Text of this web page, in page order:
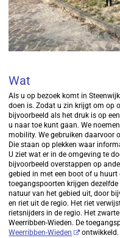
Wat
Als u op bezoek komt in
doen is. Zodat u zin krijgt om op
bijvoorbeeld als het druk is op
u naar toe kunt gaan. We
mobility. We gebruiken daarvoor
Die staan op plekken waar
U ziet wat er in de omgeving te
bijvoorbeeld overstappen op
gebied in met een boot of u huurt
toegangspoorten krijgen
natuur van het gebied uit, door
en riet uit de regio. Het riet
rietsnijders in de regio. Het
Weerribben-Wieden. De
Weerribben-Wieden
ontwikkeld.